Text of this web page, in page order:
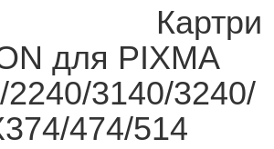
Картри
для PIXMA
2240/3140/3240/
474/514